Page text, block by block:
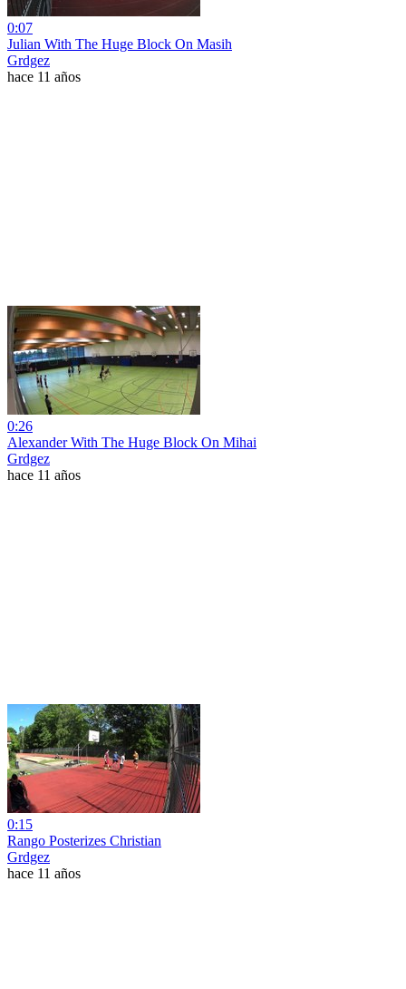
0:07
Julian With The Huge Block On Masih
Grdgez
hace 11 años
0:26
Alexander With The Huge Block On Mihai
Grdgez
hace 11 años
0:15
Rango Posterizes Christian
Grdgez
hace 11 años